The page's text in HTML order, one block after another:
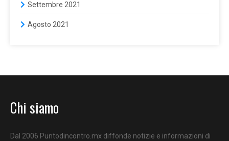
Settembre 2021
Agosto 2021
Chi siamo
Dal 2006 Puntodincontro.mx diffonde notizie e informazioni di